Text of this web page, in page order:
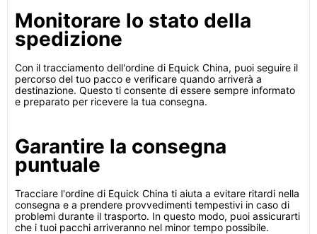
Monitorare lo stato della
spedizione
Con il tracciamento dell'ordine di Equick China, puoi seguire il
percorso del tuo pacco e verificare quando arriverà a
destinazione. Questo ti consente di essere sempre informato
e preparato per ricevere la tua consegna.
Garantire la consegna
puntuale
Tracciare l'ordine di Equick China ti aiuta a evitare ritardi nella
consegna e a prendere provvedimenti tempestivi in caso di
problemi durante il trasporto. In questo modo, puoi assicurarti
che i tuoi pacchi arriveranno nel minor tempo possibile.